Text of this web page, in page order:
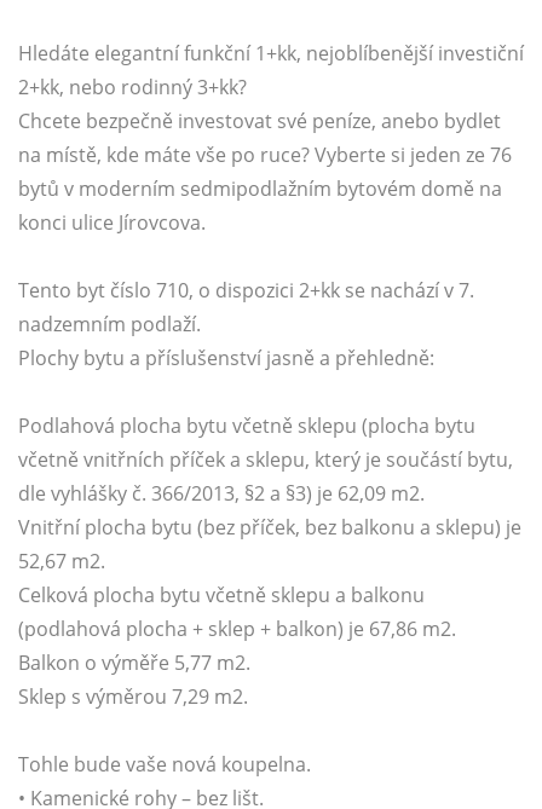
Hledáte elegantní funkční 1+kk, nejoblíbenější investiční
2+kk, nebo rodinný 3+kk?
Chcete bezpečně investovat své peníze, anebo bydlet
na místě, kde máte vše po ruce? Vyberte si jeden ze 76
bytů v moderním sedmipodlažním bytovém domě na
konci ulice Jírovcova.
Tento byt číslo 710, o dispozici 2+kk se nachází v 7.
nadzemním podlaží.
Plochy bytu a příslušenství jasně a přehledně:
Podlahová plocha bytu včetně sklepu (plocha bytu
včetně vnitřních příček a sklepu, který je součástí bytu,
dle vyhlášky č. 366/2013, §2 a §3) je 62,09 m2.
Vnitřní plocha bytu (bez příček, bez balkonu a sklepu) je
52,67 m2.
Celková plocha bytu včetně sklepu a balkonu
(podlahová plocha + sklep + balkon) je 67,86 m2.
Balkon o výměře 5,77 m2.
Sklep s výměrou 7,29 m2.
Tohle bude vaše nová koupelna.
• Kamenické rohy – bez lišt.